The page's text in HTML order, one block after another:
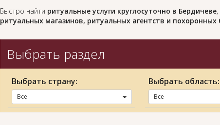
Быстро найти ритуальные услуги круглосуточно в Бердичеве,
ритуальных магазинов, ритуальных агентств и похоронных
Выбрать раздел
Выбрать страну:
Все
Выбрать область:
Все